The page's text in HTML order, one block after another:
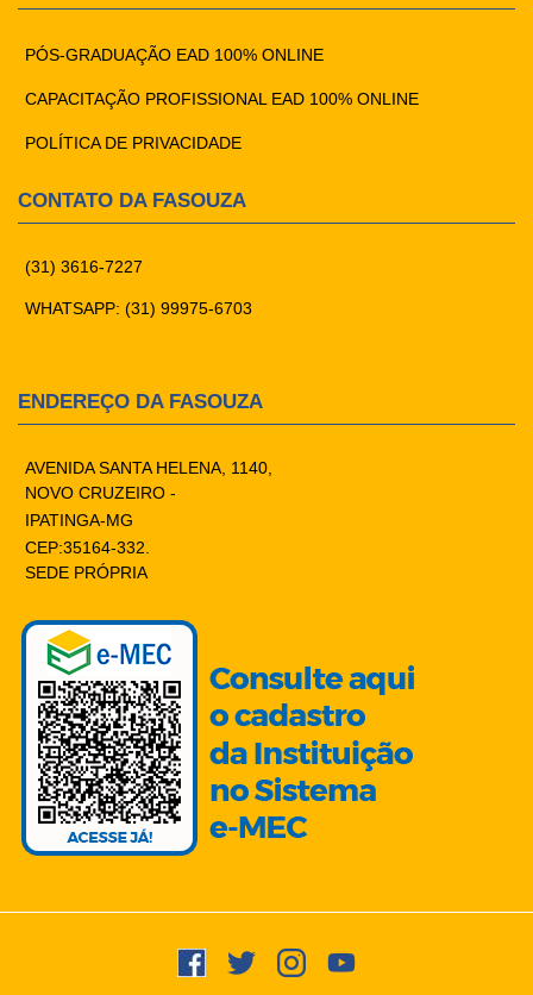
PÓS-GRADUAÇÃO EAD 100% ONLINE
CAPACITAÇÃO PROFISSIONAL EAD 100% ONLINE
POLÍTICA DE PRIVACIDADE
CONTATO DA FASOUZA
(31) 3616-7227
WHATSAPP: (31) 99975-6703
ENDEREÇO DA FASOUZA
AVENIDA SANTA HELENA, 1140,
NOVO CRUZEIRO -
IPATINGA-MG
CEP:35164-332.
SEDE PRÓPRIA